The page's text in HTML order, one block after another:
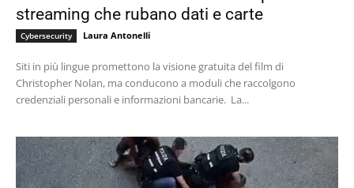
streaming che rubano dati e carte
Cybersecurity Laura Antonelli
Siti in più lingue promettono la visione gratuita del film di
Christopher Nolan, ma conducono a moduli che raccolgono
credenziali personali e informazioni bancarie. La...